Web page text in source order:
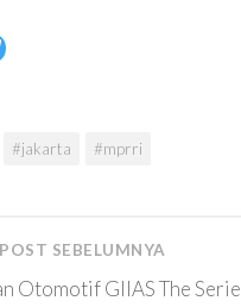
#jakarta #mprri
POST SEBELUMNYA
Otomotif GIIAS The